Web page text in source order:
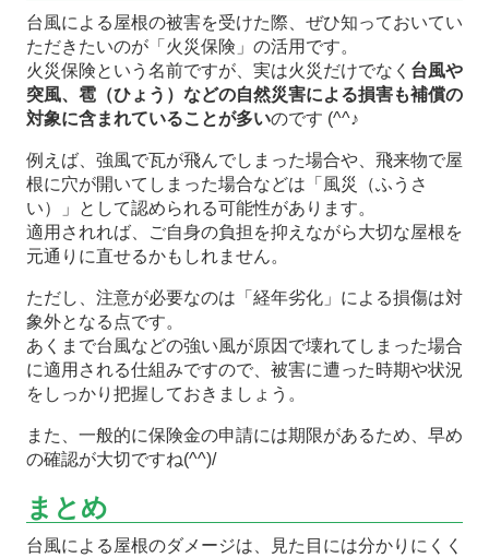
台風による屋根の被害を受けた際、ぜひ知っておいてい
ただきたいのが「火災保険」の活用です。
火災保険という名前ですが、実は火災だけでなく 台風や
突風、雹（ひょう）などの自然災害による損害も補償の
対象に含まれていることが多いのです (^^♪
例えば、強風で瓦が飛んでしまった場合や、飛来物で屋
根に穴が開いてしまった場合などは「風災（ふうさ
い）」として認められる可能性があります。
適用されれば、ご自身の負担を抑えながら大切な屋根を
元通りに直せるかもしれません。
ただし、注意が必要なのは「経年劣化」による損傷は対
象外となる点です。
あくまで台風などの強い風が原因で壊れてしまった場合
に適用される仕組みですので、被害に遭った時期や状況
をしっかり把握しておきましょう。
また、一般的に保険金の申請には期限があるため、早め
の確認が大切ですね(^^)/
まとめ
台風による屋根のダメージは、見た目には分かりにくく